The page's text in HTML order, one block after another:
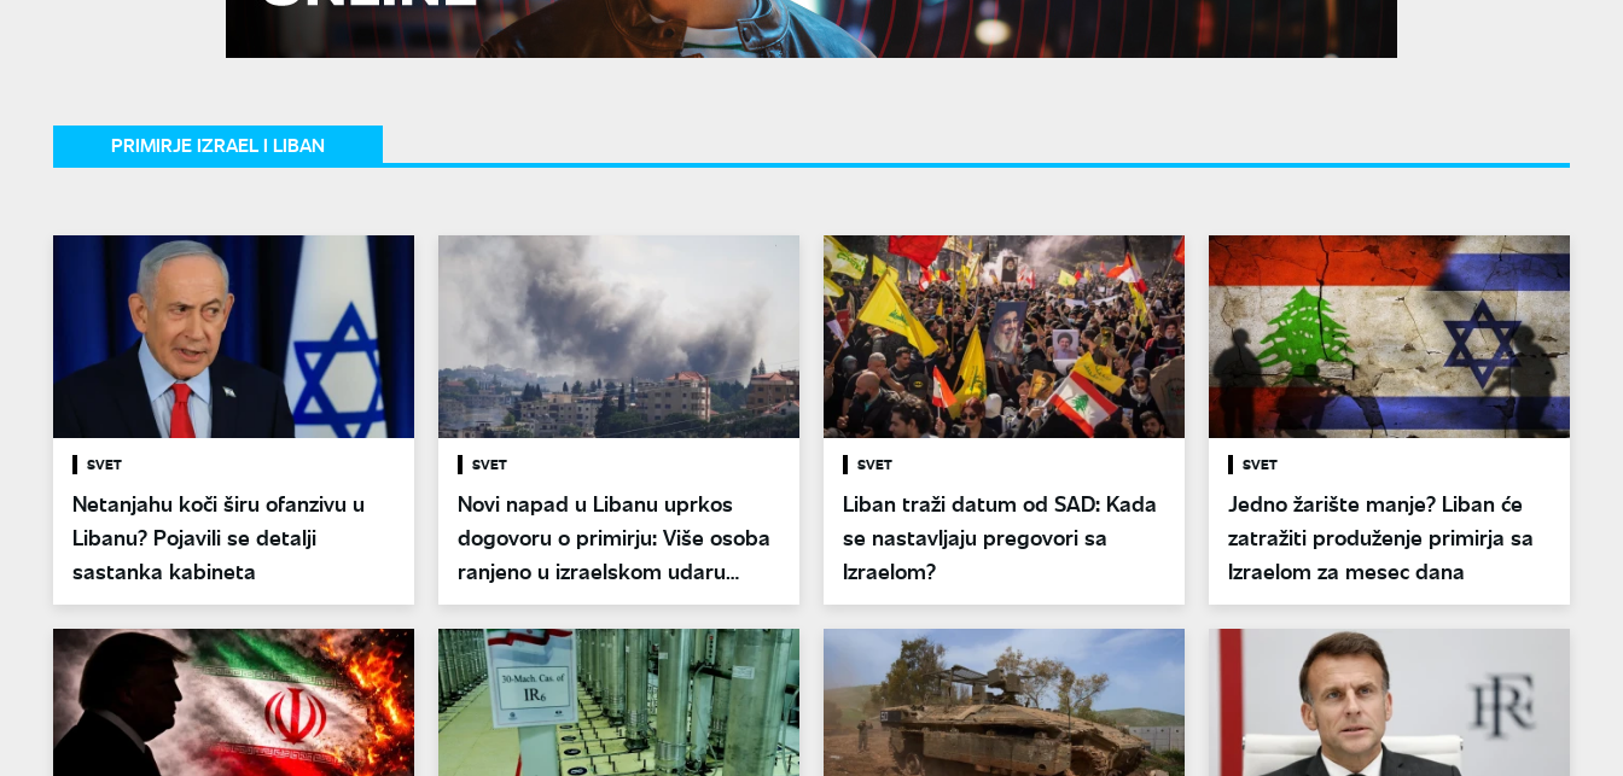
PRIMIRJE IZRAEL I LIBAN
SVET
Netanjahu koči širu ofanzivu u
Libanu? Pojavili se detalji
sastanka kabineta
SVET
Novi napad u Libanu uprkos
dogovoru o primirju: Više osoba
ranjeno u izraelskom udaru
dronom
SVET
Liban traži datum od SAD: Kada
se nastavljaju pregovori sa
Izraelom?
SVET
Jedno žarište manje? Liban će
zatražiti produženje primirja sa
Izraelom za mesec dana